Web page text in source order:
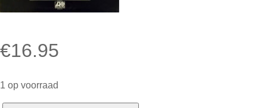
€16.95
1 op voorraad